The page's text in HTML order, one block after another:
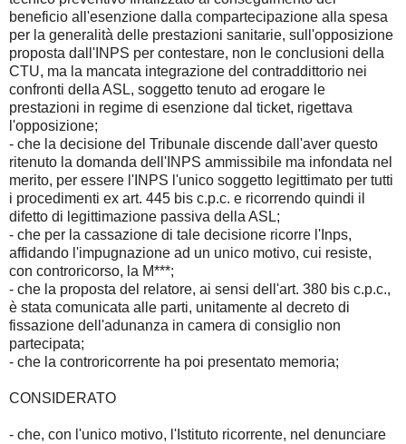
beneficio all'esenzione dalla compartecipazione alla spesa
per la generalità delle prestazioni sanitarie, sull'opposizione
proposta dall'INPS per contestare, non le conclusioni della
CTU, ma la mancata integrazione del contraddittorio nei
confronti della ASL, soggetto tenuto ad erogare le
prestazioni in regime di esenzione dal ticket, rigettava
l'opposizione;
- che la decisione del Tribunale discende dall'aver questo
ritenuto la domanda dell'INPS ammissibile ma infondata nel
merito, per essere l'INPS l'unico soggetto legittimato per tutti
i procedimenti ex art. 445 bis c.p.c. e ricorrendo quindi il
difetto di legittimazione passiva della ASL;
- che per la cassazione di tale decisione ricorre l'Inps,
affidando l'impugnazione ad un unico motivo, cui resiste,
con controricorso, la M***;
- che la proposta del relatore, ai sensi dell'art. 380 bis c.p.c.,
è stata comunicata alle parti, unitamente al decreto di
fissazione dell'adunanza in camera di consiglio non
partecipata;
- che la controricorrente ha poi presentato memoria;
CONSIDERATO
- che, con l'unico motivo, l'Istituto ricorrente, nel denunciare